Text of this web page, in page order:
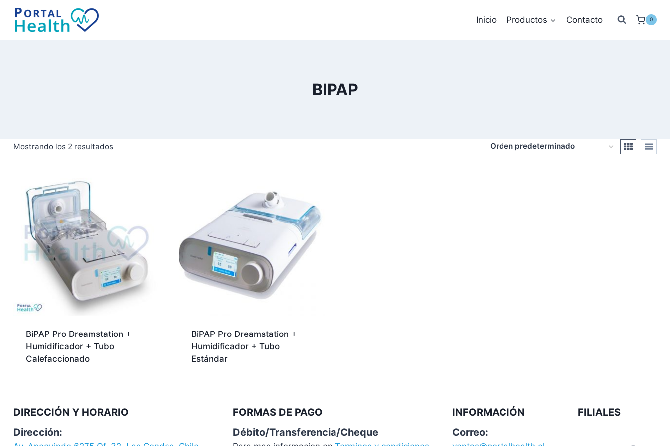
Saltar
contenido
Inicio Productos Contacto 0
BIPAP
Mostrando los 2 resultados
BiPAP Pro Dreamstation +
Humidificador + Tubo
Calefaccionado
BiPAP Pro Dreamstation +
Humidificador + Tubo
Estándar
DIRECCIÓN Y HORARIO
Dirección:
FORMAS DE PAGO
Débito/Transferencia/Cheque
INFORMACIÓN
Correo:
FILIALES